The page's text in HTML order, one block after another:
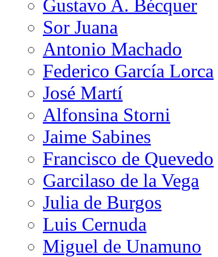
Gustavo A. Bécquer
Sor Juana
Antonio Machado
Federico García Lorca
José Martí
Alfonsina Storni
Jaime Sabines
Francisco de Quevedo
Garcilaso de la Vega
Julia de Burgos
Luis Cernuda
Miguel de Unamuno